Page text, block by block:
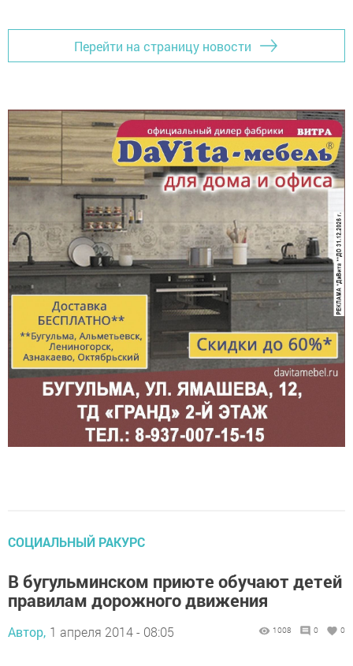
Перейти на страницу новости
СОЦИАЛЬНЫЙ РАКУРС
В бугульминском приюте обучают детей
правилам дорожного движения
Автор, 1 апреля 2014 - 08:05 1008 0 0